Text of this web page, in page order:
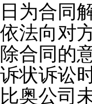
日为合同
依法向对
除合同的
诉状诉讼
比奥公司